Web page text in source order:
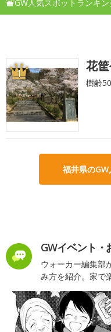
GW人気スポットランキン
1 花
樹齢
福井県の
GWイベント・
ウォーカー編集部
み方を紹介。家で